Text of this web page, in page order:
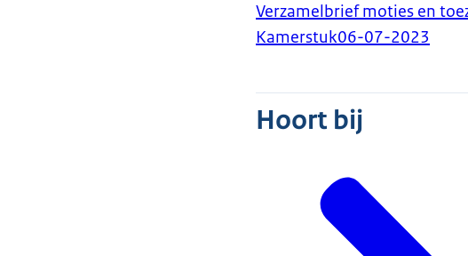
Verzamelbrief moties en
Kamerstuk06-07-2023
Hoort bij